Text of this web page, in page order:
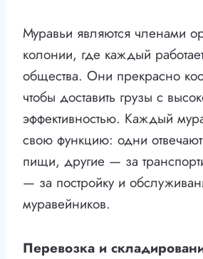
Муравьи являются членами
колонии, где каждый
общества. Они прекрасно
чтобы доставить грузы с
эффективностью. Каждый
свою функцию: одни
пищи, другие — за
— за постройку и
муравейников.
Перевозка и